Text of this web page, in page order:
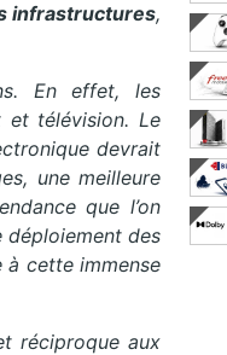
infrastructures,
En effet, les
et télévision. Le
devrait
une meilleure
que l’on
déploiement des
à cette immense
réciproque aux